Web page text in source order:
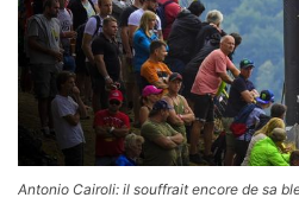
Antonio Cairoli: il souffrait encore de sa